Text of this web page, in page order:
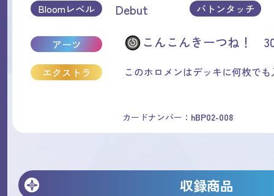
Bloomレベル Debut バトンタッチ
アーツ こんこんきーつね！
エクストラ このホロメンはデッキに何枚で
カードナンバー： hBP02-008
収録商品